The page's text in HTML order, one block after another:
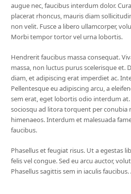
augue nec, faucibus interdum dolor.
placerat rhoncus, mauris diam
non velit. Fusce a libero ullamcorper,
Morbi tempor tortor vel urna lobortis.
Hendrerit faucibus massa consequat.
massa, non luctus purus scelerisque et.
diam, et adipiscing erat imperdiet ac.
Pellentesque eu adipiscing arcu, a
sem erat, eget lobortis odio interdum
sociosqu ad litora torquent per conubia
himenaeos. Interdum et malesuada
faucibus.
Phasellus et feugiat risus. Ut a egestas
felis vel congue. Sed eu arcu auctor,
Phasellus sagittis sem in iaculis